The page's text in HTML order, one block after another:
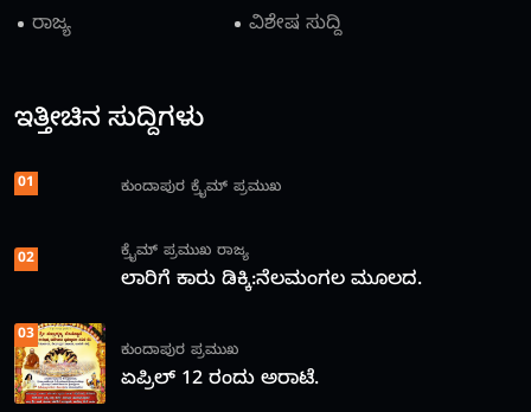
ರಾಜ್ಯ
ವಿಶೇಷ ಸುದ್ದಿ
ಇತ್ತೀಚಿನ ಸುದ್ದಿಗಳು
01 ಕುಂದಾಪುರ ಕ್ರೈಮ್ ಪ್ರಮುಖ
02 ಕ್ರೈಮ್ ಪ್ರಮುಖ ರಾಜ್ಯ
ಲಾರಿಗೆ ಕಾರು ಡಿಕ್ಕಿ:ನೆಲಮಂಗಲ ಮೂಲದ.
03
ಕುಂದಾಪುರ ಪ್ರಮುಖ
ಏಪ್ರಿಲ್ 12 ರಂದು ಅರಾಟೆ.